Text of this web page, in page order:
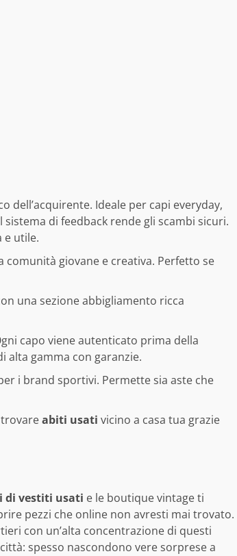
dell’acquirente. Ideale per capi everyday,
di feedback rende gli scambi sicuri.
e utile.
giovane e creativa. Perfetto se
una sezione abbigliamento ricca
capo viene autenticato prima della
alta gamma con garanzie.
i brand sportivi. Permette sia aste che
abiti usati vicino a casa tua grazie
di vestiti usati e le boutique vintage ti
pezzi che online non avresti mai trovato.
con un’alta concentrazione di questi
spesso nascondono vere sorprese a